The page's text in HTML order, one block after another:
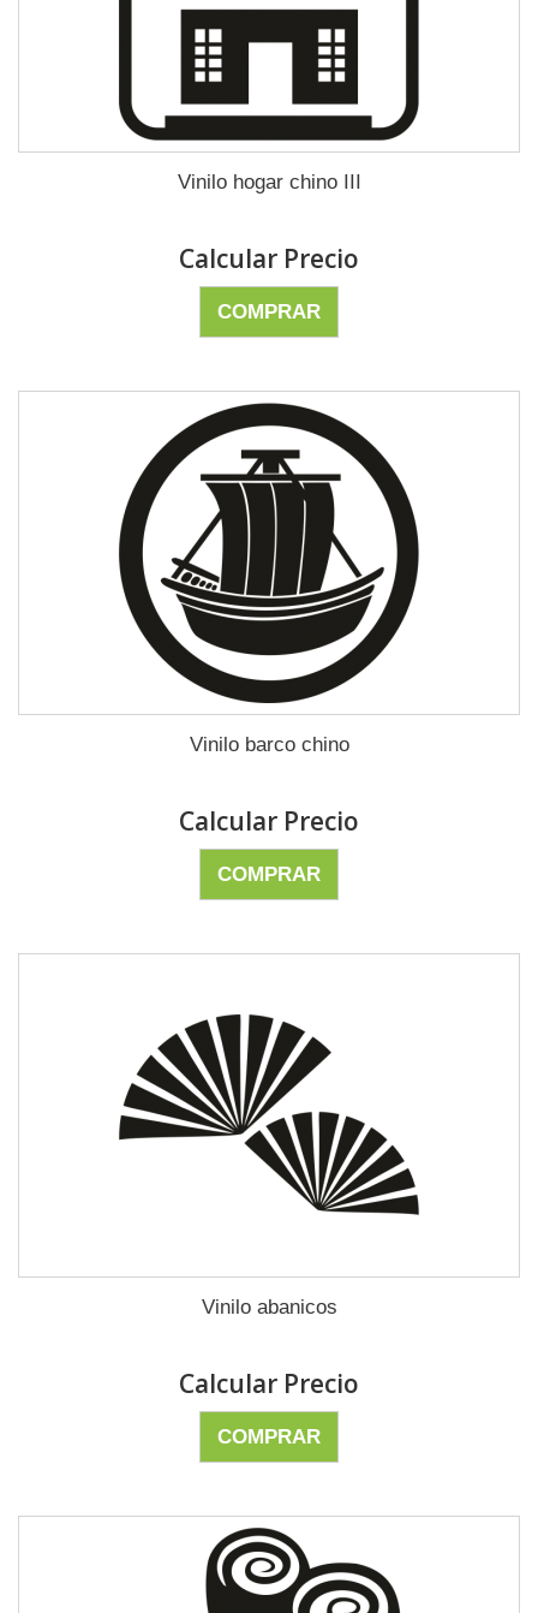
Vinilo hogar chino III
Calcular Precio
COMPRAR
Vinilo barco chino
Calcular Precio
COMPRAR
Vinilo abanicos
Calcular Precio
COMPRAR